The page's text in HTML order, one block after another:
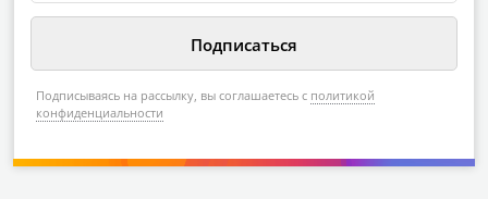
Подписываясь на рассылку, вы соглашаетесь с политикой
конфиденциальности